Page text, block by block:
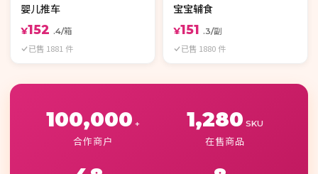
婴儿推车
¥152 .4/箱
已售 1881 件
宝宝辅食
¥151 .3/副
已售 1880 件
100,000 +
合作商户
1,280 SKU
在售商品